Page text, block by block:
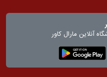
آنلاین مارال کاور